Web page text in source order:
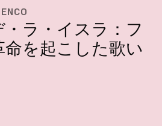
ラ・イスラ：フ
を起こした歌い